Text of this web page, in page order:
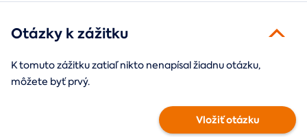
Otázky k zážitku
K tomuto zážitku zatiaľ nikto nenapísal žiadnu otázku,
môžete byť prvý.
Vložiť otázku